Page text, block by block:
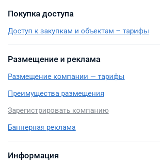
Покупка доступа
Доступ к закупкам и объектам – тарифы
Размещение и реклама
Размещение компании — тарифы
Преимущества размещения
Зарегистрировать компанию
Баннерная реклама
Информация